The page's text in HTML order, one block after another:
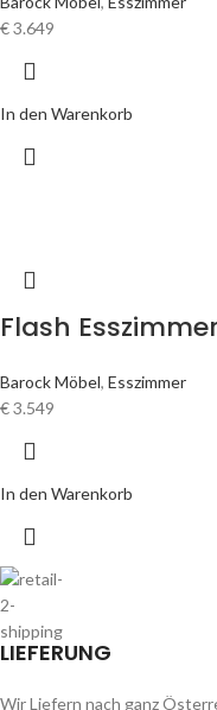
€3.649
In den Warenkorb
Flash Esszimmer
Barock Möbel, Esszimmer
€3.549
In den Warenkorb
LIEFERUNG
Wir Liefern nach ganz